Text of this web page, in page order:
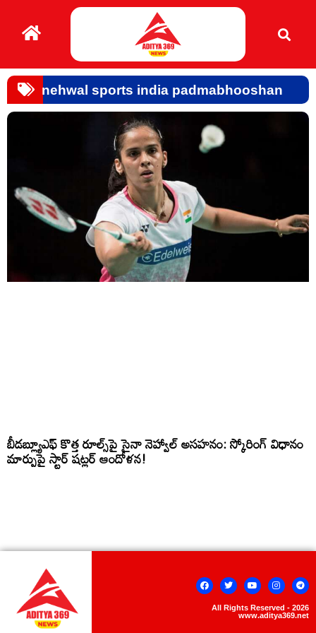
nehwal sports india padmabhooshan
బీడబ్ల్యూఎఫ్ కొత్త రూల్స్‌పై సైనా నెహ్వాల్ అసహనం: స్కోరింగ్ విధానం
మార్పుపై స్టార్ షట్లర్ ఆందోళన!
All Rights Reserved - 2026
www.aditya369.net